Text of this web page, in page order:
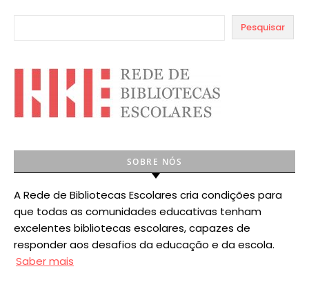
Pesquisar
SOBRE NÓS
A Rede de Bibliotecas Escolares cria condições para
que todas as comunidades educativas tenham
excelentes bibliotecas escolares, capazes de
responder aos desafios da educação e da escola.
Saber mais